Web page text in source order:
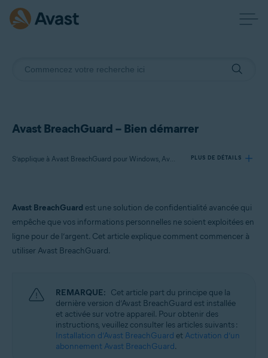
Avast BreachGuard – Bien démarrer
S’applique à Avast BreachGuard pour Windows, Avast BreachGuard pour Mac PLUS DE DÉTAILS
Produits:
Avast BreachGuard 23.x pour Windows
Systèmes d'exploitation:
Microsoft Windows 8.1/Professionnel/Entreprise (32/64 bits)
Microsoft Windows 8/Professionnel/Entreprise (32/64 bits)
Microsoft Windows 7 Édition Familiale Basique/Édition Familiale
Premium/Professionnel/Entreprise/Édition Intégrale - Service Pack 1
(32/64 bits)
Avast BreachGuard est une solution de confidentialité avancée qui
empêche que vos informations personnelles ne soient exploitées en
ligne pour de l’argent. Cet article explique comment commencer à
utiliser Avast BreachGuard.
REMARQUE: Cet article part du principe que la
dernière version d’Avast BreachGuard est installée
et activée sur votre appareil. Pour obtenir des
instructions, veuillez consulter les articles suivants :
Installation d’Avast BreachGuard et Activation d’un
abonnement Avast BreachGuard.